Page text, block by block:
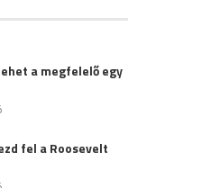
a megfelelő egy
fel a Roosevelt